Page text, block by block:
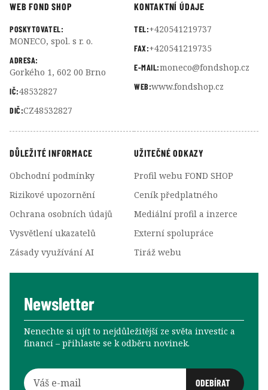
WEB FOND SHOP
POSKYTOVATEL:
MONECO, spol. s r. o.
ADRESA:
Gorkého 1, 602 00 Brno
IČ:48532827
DIČ:CZ48532827
KONTAKTNÍ ÚDAJE
TEL:+420541219737
FAX:+420541219735
E-MAIL:moneco@fondshop.cz
WEB:www.fondshop.cz
DŮLEŽITÉ INFORMACE
Obchodní podmínky
Rizikové upozornění
Ochrana osobních údajů
Vysvětlení ukazatelů
Zásady využívání AI
UŽITEČNÉ ODKAZY
Profil webu FOND SHOP
Ceník předplatného
Mediální profil a inzerce
Externí spolupráce
Tiráž webu
Newsletter
Nenechte si ujít to nejdůležitější ze světa investic a
financí –⁠⁠⁠⁠⁠⁠ přihlaste se k odběru novinek.